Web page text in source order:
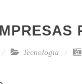
Tecnologia